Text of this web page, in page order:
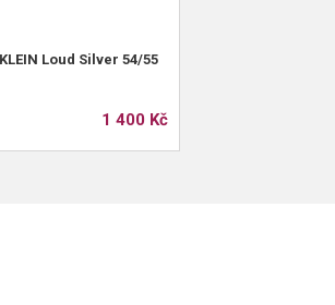
Loud Silver 54/55
1 400 Kč